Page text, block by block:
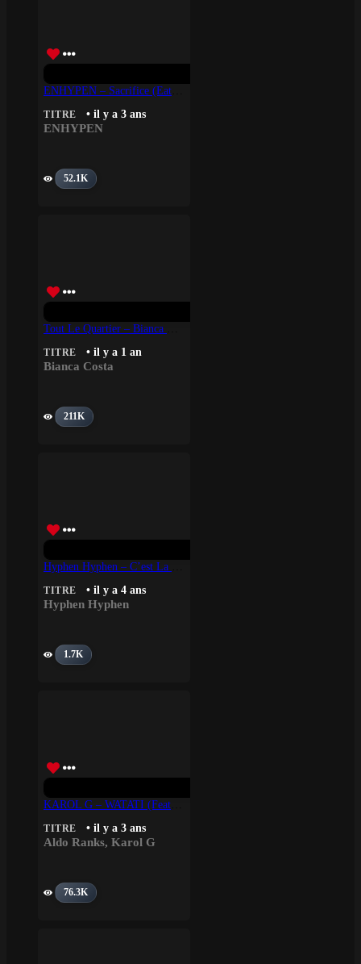
TITRE • il y a 3 ans
ENHYPEN
52.1K
TITRE • il y a 1 an
Bianca Costa
211K
TITRE • il y a 4 ans
Hyphen Hyphen
1.7K
TITRE • il y a 3 ans
Aldo Ranks, Karol G
76.3K